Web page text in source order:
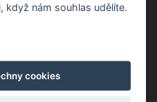
když nám souhlas udělíte.
cookies